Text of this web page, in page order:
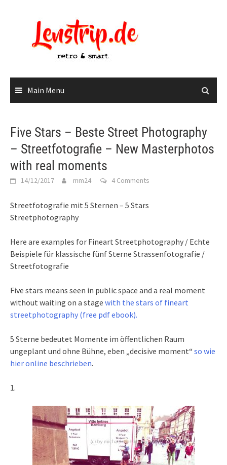
Main Menu
Five Stars – Beste Street Photography
– Streetfotografie – New Masterphotos
with real moments
14/12/2017 mm24 4 Comments
Streetfotografie mit 5 Sternen – 5 Stars
Streetphotography
Here are examples for Fineart Streetphotography / Echte
Beispiele für klassische fünf Sterne Strassenfotografie /
Streetfotografie
Five stars means seen in public space and a real moment
without waiting on a stage with the stars of fineart
streetphotography (free pdf ebook).
5 Sterne bedeutet Momente im öffentlichen Raum
ungeplant und ohne Bühne, eben „decisive moment“ so wie
hier online beschrieben.
1.